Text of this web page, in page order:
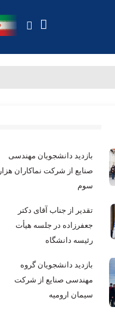
بازدید دانشجویان مهندسی
صنایع از شرکت نماکاران هزار
سوم
تقدیر از جناب آقای دکتر
جعفرزاده در جلسه هیأت
رئیسه دانشگاه
بازدید دانشجویان گروه
مهندسی صنایع از شرکت
سیمان ارومیه